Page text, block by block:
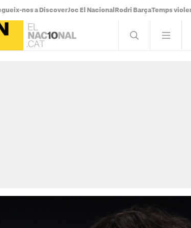
nos a DiscoverJoc El Nacional Rodri BarçaTemps